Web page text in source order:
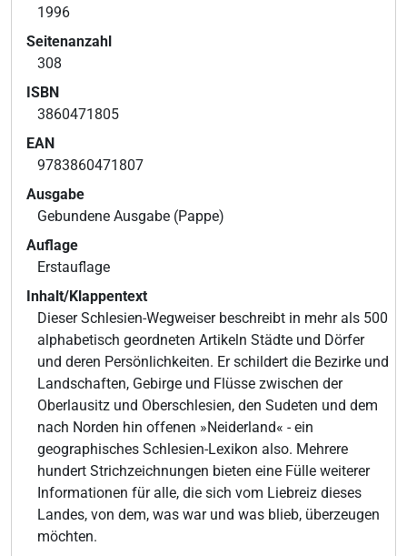
1996
Seitenanzahl
308
ISBN
3860471805
EAN
9783860471807
Ausgabe
Gebundene Ausgabe (Pappe)
Auflage
Erstauflage
Inhalt/Klappentext
Dieser Schlesien-Wegweiser beschreibt in mehr als 500
alphabetisch geordneten Artikeln Städte und Dörfer
und deren Persönlichkeiten. Er schildert die Bezirke und
Landschaften, Gebirge und Flüsse zwischen der
Oberlausitz und Oberschlesien, den Sudeten und dem
nach Norden hin offenen »Neiderland« - ein
geographisches Schlesien-Lexikon also. Mehrere
hundert Strichzeichnungen bieten eine Fülle weiterer
Informationen für alle, die sich vom Liebreiz dieses
Landes, von dem, was war und was blieb, überzeugen
möchten.